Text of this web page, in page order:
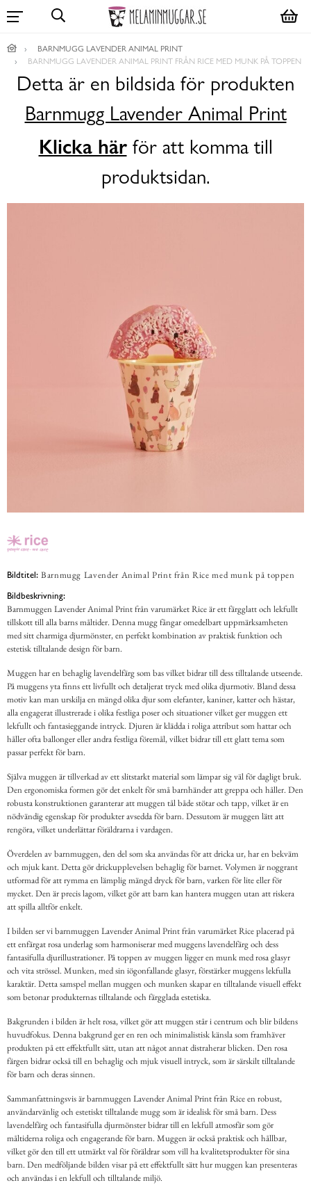
BARNMUGG LAVENDER ANIMAL PRINT
BARNMUGG LAVENDER ANIMAL PRINT FRÅN RICE MED MUNK PÅ TOPPEN
Detta är en bildsida för produkten
Barnmugg Lavender Animal Print
Klicka härför att komma till
produktsidan.
Bildtitel: Barnmugg Lavender Animal Print från Rice med munk på toppen
Bildbeskrivning:
Barnmuggen Lavender Animal Print från varumärket Rice är ett färgglatt och lekfullt
tillskott till alla barns måltider. Denna mugg fångar omedelbart uppmärksamheten
med sitt charmiga djurmönster, en perfekt kombination av praktisk funktion och
estetisk tilltalande design för barn.
Muggen har en behaglig lavendelfärg som bas vilket bidrar till dess tilltalande utseende.
På muggens yta finns ett livfullt och detaljerat tryck med olika djurmotiv. Bland dessa
motiv kan man urskilja en mängd olika djur som elefanter, kaniner, katter och hästar,
alla engagerat illustrerade i olika festliga poser och situationer vilket ger muggen ett
lekfullt och fantasieggande intryck. Djuren är klädda i roliga attribut som hattar och
håller ofta ballonger eller andra festliga föremål, vilket bidrar till ett glatt tema som
passar perfekt för barn.
Själva muggen är tillverkad av ett slitstarkt material som lämpar sig väl för dagligt bruk.
Den ergonomiska formen gör det enkelt för små barnhänder att greppa och håller. Den
robusta konstruktionen garanterar att muggen tål både stötar och tapp, vilket är en
nödvändig egenskap för produkter avsedda för barn. Dessutom är muggen lätt att
rengöra, vilket underlättar föräldrarna i vardagen.
Överdelen av barnmuggen, den del som ska användas för att dricka ur, har en bekväm
och mjuk kant. Detta gör drickupplevelsen behaglig för barnet. Volymen är noggrant
utformad för att rymma en lämplig mängd dryck för barn, varken för lite eller för
mycket. Den är precis lagom, vilket gör att barn kan hantera muggen utan att riskera
att spilla alltför enkelt.
I bilden ser vi barnmuggen Lavender Animal Print från varumärket Rice placerad på
ett enfärgat rosa underlag som harmoniserar med muggens lavendelfärg och dess
fantasifulla djurillustrationer. På toppen av muggen ligger en munk med rosa glasyr
och vita strössel. Munken, med sin iögonfallande glasyr, förstärker muggens lekfulla
karaktär. Detta samspel mellan muggen och munken skapar en tilltalande visuell effekt
som betonar produkternas tilltalande och färgglada estetiska.
Bakgrunden i bilden är helt rosa, vilket gör att muggen står i centrum och blir bildens
huvudfokus. Denna bakgrund ger en ren och minimalistisk känsla som framhäver
produkten på ett effektfullt sätt, utan att något annat distraherar blicken. Den rosa
färgen bidrar också till en behaglig och mjuk visuell intryck, som är särskilt tilltalande
för barn och deras sinnen.
Sammanfattningsvis är barnmuggen Lavender Animal Print från Rice en robust,
användarvänlig och estetiskt tilltalande mugg som är idealisk för små barn. Dess
lavendelfärg och fantasifulla djurmönster bidrar till en lekfull atmosfär som gör
måltiderna roliga och engagerande för barn. Muggen är också praktisk och hållbar,
vilket gör den till ett utmärkt val för föräldrar som vill ha kvalitetsprodukter för sina
barn. Den medföljande bilden visar på ett effektfullt sätt hur muggen kan presenteras
och användas i en lekfull och tilltalande miljö.